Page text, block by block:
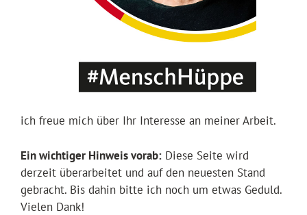
ich freue mich über Ihr Interesse an meiner Arbeit.
Ein wichtiger Hinweis vorab: Diese Seite wird
derzeit überarbeitet und auf den neuesten Stand
gebracht. Bis dahin bitte ich noch um etwas Geduld.
Vielen Dank!